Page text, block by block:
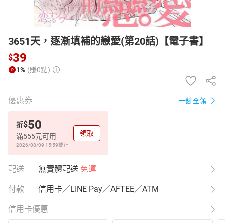
3651天，逐漸填補的戀愛(第20話)【電子書】
$39
1% (賺0點)
優惠券 一鍵全領
折$50
滿555元可用
2026/08/09 15:59截止
領取
配送 無實體配送 免運
付款 信用卡／LINE Pay／AFTEE／ATM
信用卡優惠